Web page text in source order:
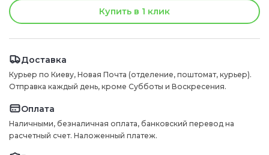
Купить в 1 клик
Доставка
Курьер по Киеву, Новая Почта (отделение, поштомат, курьер).
Отправка каждый день, кроме Субботы и Воскресения.
Оплата
Наличными, безналичная оплата, банковский перевод на
расчетный счет. Наложенный платеж.